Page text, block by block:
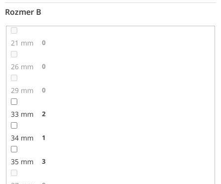
Rozmer B
21 mm 0
26 mm 0
29 mm 0
33 mm 2
34 mm 1
35 mm 3